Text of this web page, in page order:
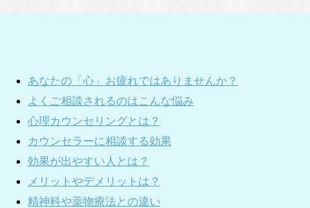
あなたの「心」お疲れではありませんか？
よくご相談されるのはこんな悩み
心理カウンセリングとは？
カウンセラーに相談する効果
効果が出やすい人とは？
メリットやデメリットは？
精神科や薬物療法との違い